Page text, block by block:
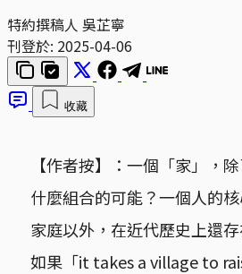
特約撰稿人 吳芷寧
刊登於: 2025-04-06
收藏
【作者按】：一個「家」，
什麼組合的可能？一個人的
家庭以外，在近代歷史上還
如果「it takes a village to